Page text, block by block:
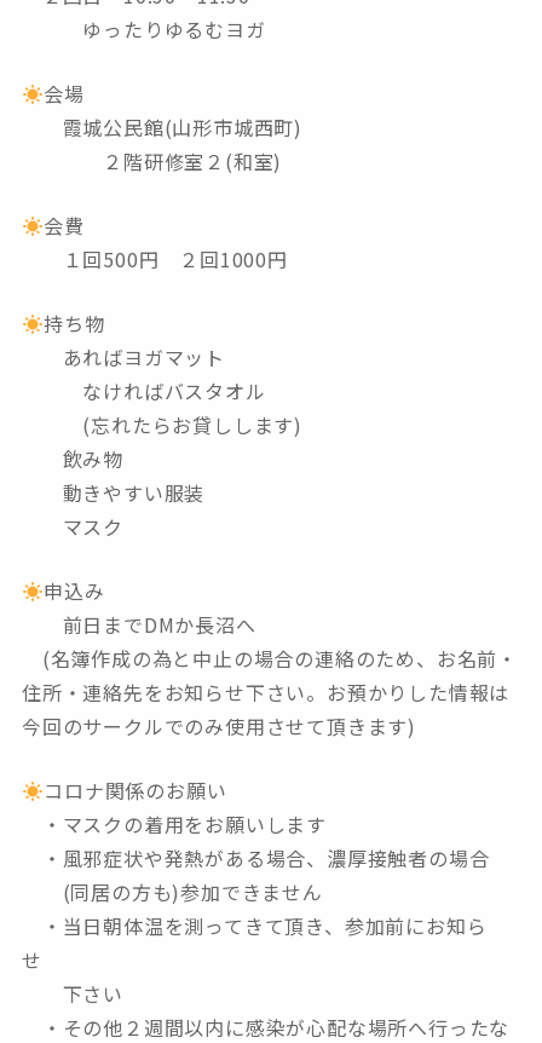
ゆったりゆるむヨガ
会場
霞城公民館(山形市城西町)
２階研修室２(和室)
会費
１回500円 ２回1000円
持ち物
あればヨガマット
なければバスタオル
(忘れたらお貸しします)
飲み物
動きやすい服装
マスク
申込み
前日までDMか長沼へ
(名簿作成の為と中止の場合の連絡のため、お名前・
住所・連絡先をお知らせ下さい。お預かりした情報は
今回のサークルでのみ使用させて頂きます)
コロナ関係のお願い
・マスクの着用をお願いします
・風邪症状や発熱がある場合、濃厚接触者の場合
(同居の方も)参加できません
・当日朝体温を測ってきて頂き、参加前にお知ら
せ
下さい
・その他２週間以内に感染が心配な場所へ行ったな